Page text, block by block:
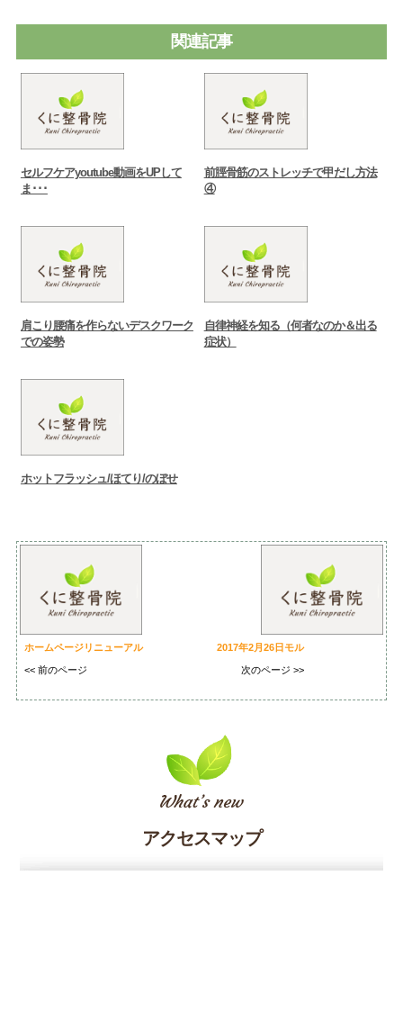
関連記事
セルフケアyoutube動画をUPして
ま･･･
前脛骨筋のストレッチで甲だし方法
④
肩こり腰痛を作らないデスクワーク
での姿勢
自律神経を知る（何者なのか＆出る
症状）
ホットフラッシュ/ほてり/のぼせ
ホームページリニューアル
<< 前のページ
2017年2月26日モル
次のページ >>
アクセスマップ